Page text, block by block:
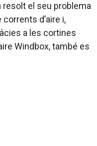
resolt el seu problema
corrents d’aire i,
a les cortines
Windbox, també es